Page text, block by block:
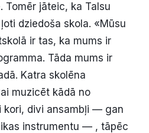
YouTube
Tomēr jāteic, ka Talsu
dziedoša skola. «Mūsu
ir tas, ka mums ir
Tāda mums ir
Katra skolēna
muzicēt kādā no
kori, divi ansambļi — gan
instrumentu — , tāpēc